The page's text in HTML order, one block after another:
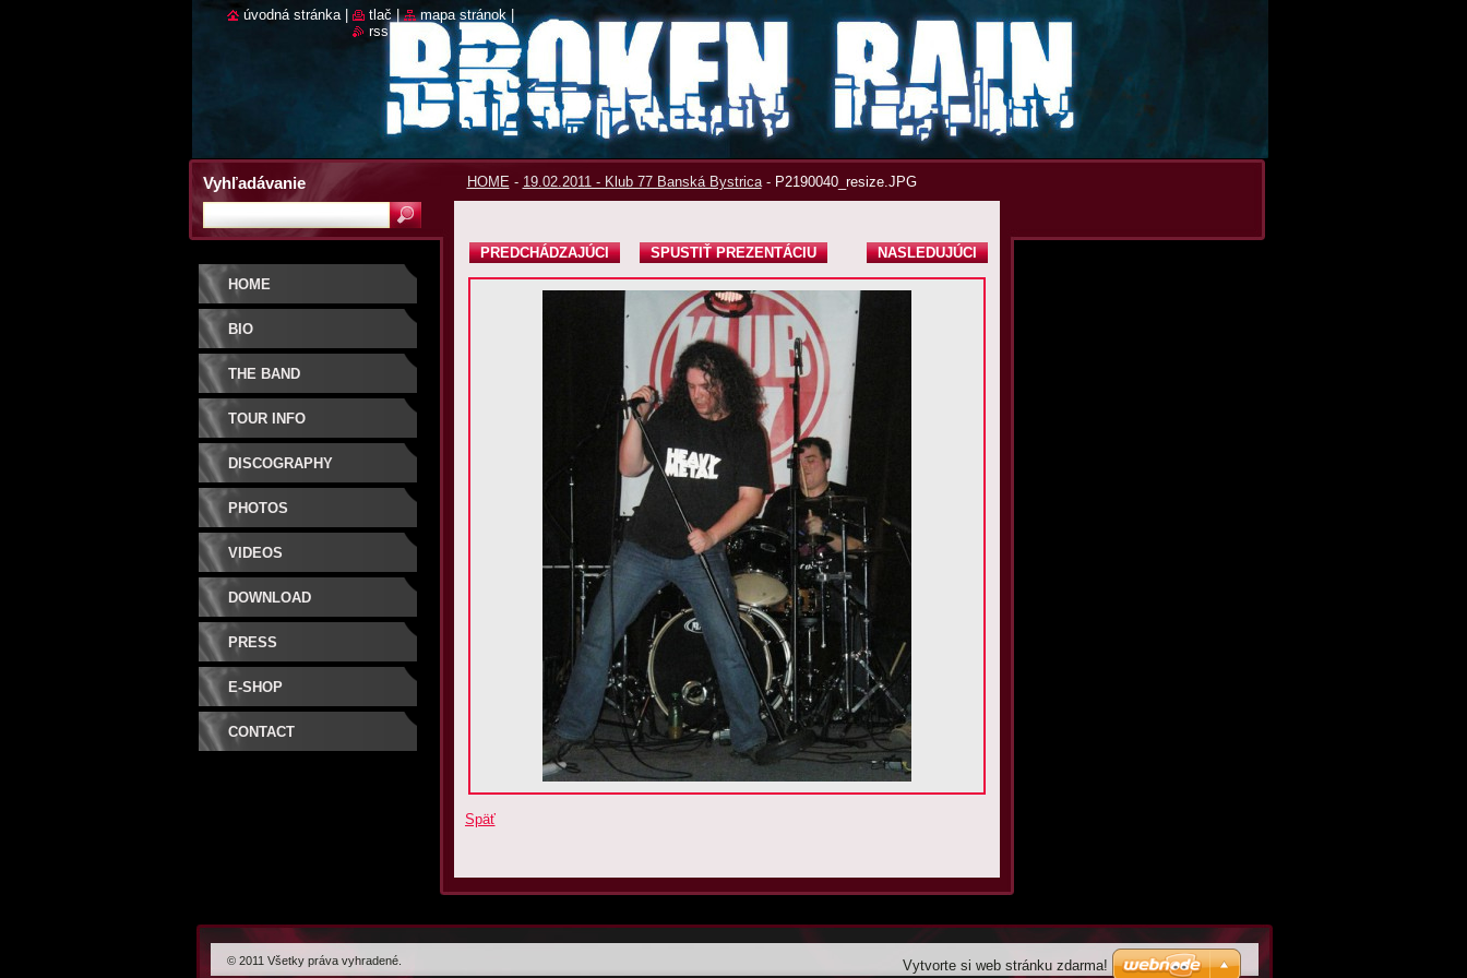
HOME - 19.02.2011 - Klub 77 Banská Bystrica - P2190040_resize.JPG
PREDCHÁDZAJÚCI SPUSTIŤ PREZENTÁCIU NASLEDUJÚCI
Späť
HOME
BIO
THE BAND
TOUR INFO
DISCOGRAPHY
PHOTOS
VIDEOS
DOWNLOAD
PRESS
E-SHOP
CONTACT
Vyhľadávanie
úvodná stránka tlač | mapa stránok |
rss
© 2011 Všetky práva vyhradené. Vytvorte si web stránku zdarma!